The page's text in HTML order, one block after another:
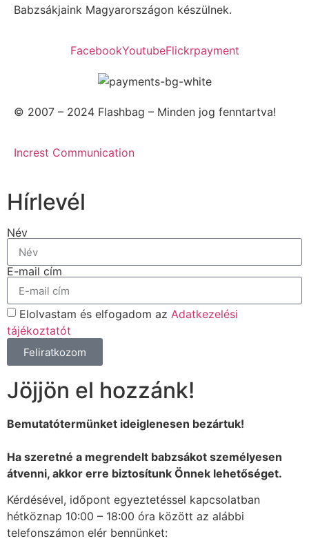
Babzsákjaink Magyarországon készülnek.
FacebookYoutubeFlickrpayment
© 2007 – 2024 Flashbag – Minden jog fenntartva!
Increst Communication
Hírlevél
Név
E-mail cím
Elolvastam és elfogadom az Adatkezelési
tájékoztatót
Feliratkozom
Jöjjön el hozzánk!
Bemutatótermünket ideiglenesen bezártuk!
Ha szeretné a megrendelt babzsákot személyesen
átvenni, akkor erre biztosítunk Önnek lehetőséget.
Kérdésével, időpont egyeztetéssel kapcsolatban
hétköznap 10:00 – 18:00 óra között az alábbi
telefonszámon elér bennünket: